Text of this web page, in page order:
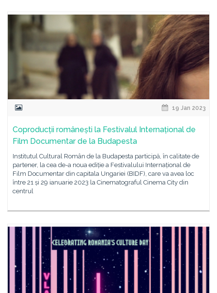
19 Jan 2023
Coproducții românești la Festivalul Internațional de
Film Documentar de la Budapesta
Institutul Cultural Român de la Budapesta participă, în calitate de
partener, la cea de-a noua ediție a Festivalului Internațional de
Film Documentar din capitala Ungariei (BIDF), care va avea loc
între 21 și 29 ianuarie 2023 la Cinematograful Cinema City din
centrul